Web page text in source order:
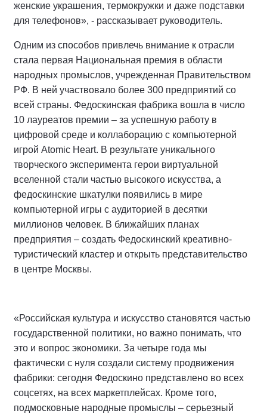
женские украшения, термокружки и даже подставки
для телефонов», - рассказывает руководитель.
Одним из способов привлечь внимание к отрасли
стала первая Национальная премия в области
народных промыслов, учрежденная Правительством
РФ. В ней участвовало более 300 предприятий со
всей страны. Федоскинская фабрика вошла в число
10 лауреатов премии – за успешную работу в
цифровой среде и коллаборацию с компьютерной
игрой Atomic Heart. В результате уникального
творческого эксперимента герои виртуальной
вселенной стали частью высокого искусства, а
федоскинские шкатулки появились в мире
компьютерной игры с аудиторией в десятки
миллионов человек. В ближайших планах
предприятия – создать Федоскинский креативно-
туристический кластер и открыть представительство
в центре Москвы.
«Российская культура и искусство становятся частью
государственной политики, но важно понимать, что
это и вопрос экономики. За четыре года мы
фактически с нуля создали систему продвижения
фабрики: сегодня Федоскино представлено во всех
соцсетях, на всех маркетплейсах. Кроме того,
подмосковные народные промыслы – серьезный